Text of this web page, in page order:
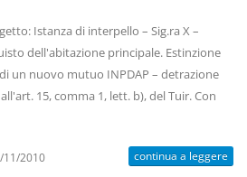
Istanza di interpello – Sig.ra X –
dell'abitazione principale. Estinzione
un nuovo mutuo INPDAP – detrazione
15, comma 1, lett. b), del Tuir. Con
11/2010 continua a leggere